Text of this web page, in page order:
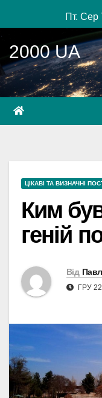
до
вмісту
Пт. Сер
2000 UA
ЦІКАВІ ТА ВИЗНАЧНІ
Ким
геній
Від
ГРУ